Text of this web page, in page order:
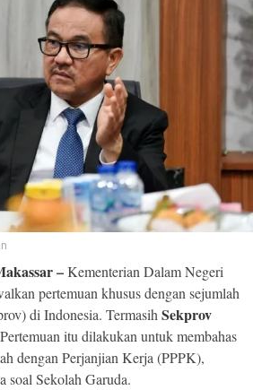
–Kementerian Dalam Negeri
pertemuan khusus dengan sejumlah
di Indonesia. Termasih Sekprov
itu dilakukan untuk membahas
dengan Perjanjian Kerja (PPPK),
soal Sekolah Garuda.